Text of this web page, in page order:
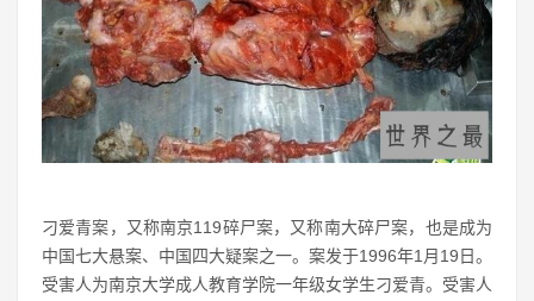
刁爱青案，又称南京119碎尸案，又称南大碎尸案，也是成为
中国七大悬案、中国四大疑案之一。案发于1996年1月19日。
受害人为南京大学成人教育学院一年级女学生刁爱青。受害人